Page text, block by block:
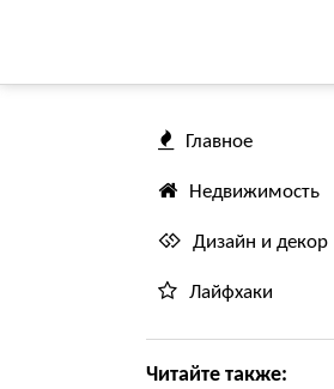
Главное
Недвижимость
Дизайн и декор
Лайфхаки
Читайте также: